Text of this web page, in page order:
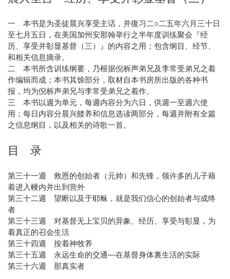
一 本书是为圣徒晨兴享受主话，并復习二○二五年六月三十日
至七月五日，在美国加州安那翰举行之半年度训练聚会『经
历、享受并彰显基督（三）』的内容之用；包含纲目、经节、
和相关信息摘录。
二 本书所含训练纲要，乃根据倪柝声弟兄及李常受弟兄之着
作编辑而成；本书其馀部分，取材自本书房所出版的各种书
报，均为倪柝声弟兄与李常受弟兄之着作。
三 本书以週为单元，每週内容分为六日，供週一至週六使
用；每日内容分晨兴餧养和信息选读两部分，每週并附有全篇
之信息纲目，以及相关的诗歌一首。
目 录
第三十一週 救恩的创始者（元帅）和先锋，领许多的儿子藉
着进入幔内并出到营外
第三十二週 望断以及于耶稣，就是我们信心的创始者与成终
者
第三十三週 对基督无上宝贝的异象、经历、享受与彰显，为
着真正的召会生活
第三十四週 按着神牧养
第三十五週 永远生命的交通—在基督身体裏生活的实际
第三十六週 那真实者